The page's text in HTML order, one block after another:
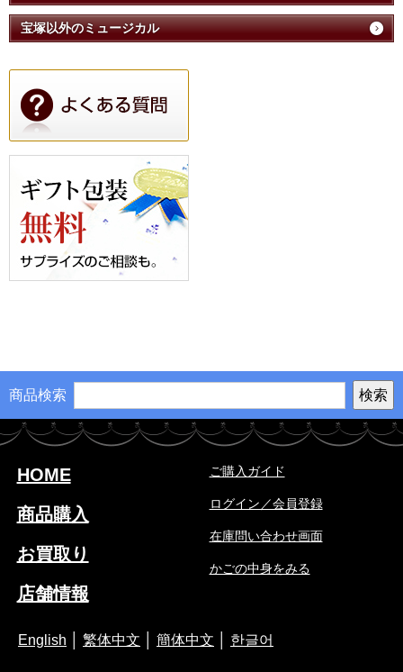
宝塚以外のミュージカル
商品検索
HOME
商品購入
お買取り
店舗情報
ご購入ガイド
ログイン／会員登録
在庫問い合わせ画面
かごの中身をみる
English 繁体中文 簡体中文 한글어